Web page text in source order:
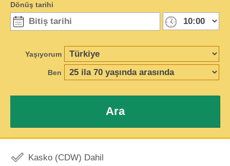
Dönüş tarihi
Yaşıyorum
Ben
Ara
Kasko (CDW) Dahil